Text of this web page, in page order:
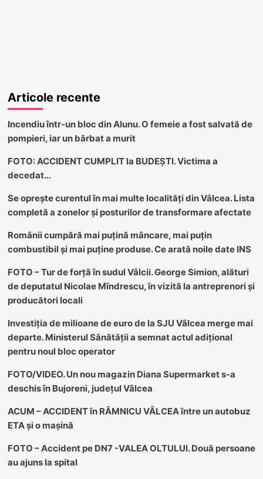
Articole recente
Incendiu într-un bloc din Alunu. O femeie a fost salvată de
pompieri, iar un bărbat a murit
FOTO: ACCIDENT CUMPLIT la BUDEȘTI. Victima a
decedat…
Se oprește curentul în mai multe localități din Vâlcea. Lista
completă a zonelor și posturilor de transformare afectate
Românii cumpără mai puțină mâncare, mai puțin
combustibil și mai puține produse. Ce arată noile date INS
FOTO – Tur de forță în sudul Vâlcii. George Simion, alături
de deputatul Nicolae Mîndrescu, în vizită la antreprenori și
producători locali
Investiția de milioane de euro de la SJU Vâlcea merge mai
departe. Ministerul Sănătății a semnat actul adițional
pentru noul bloc operator
FOTO/VIDEO. Un nou magazin Diana Supermarket s-a
deschis în Bujoreni, județul Vâlcea
ACUM – ACCIDENT în RÂMNICU VÂLCEA între un autobuz
ETA și o mașină
FOTO – Accident pe DN7 -VALEA OLTULUI. Două persoane
au ajuns la spital